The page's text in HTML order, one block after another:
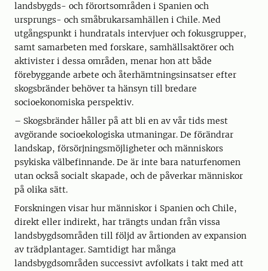
landsbygds- och förortsområden i Spanien och
ursprungs- och småbrukarsamhällen i Chile. Med
utgångspunkt i hundratals intervjuer och fokusgrupper,
samt samarbeten med forskare, samhällsaktörer och
aktivister i dessa områden, menar hon att både
förebyggande arbete och återhämtningsinsatser efter
skogsbränder behöver ta hänsyn till bredare
socioekonomiska perspektiv.
– Skogsbränder håller på att bli en av vår tids mest
avgörande socioekologiska utmaningar. De förändrar
landskap, försörjningsmöjligheter och människors
psykiska välbefinnande. De är inte bara naturfenomen
utan också socialt skapade, och de påverkar människor
på olika sätt.
Forskningen visar hur människor i Spanien och Chile,
direkt eller indirekt, har trängts undan från vissa
landsbygdsområden till följd av årtionden av expansion
av trädplantager. Samtidigt har många
landsbygdsområden successivt avfolkats i takt med att